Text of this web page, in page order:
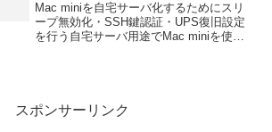
Mac miniを自宅サーバ化するためにスリ
ープ無効化・SSH鍵認証・UPS復旧設定
を行う自宅サーバ用途でMac miniを使う
スポンサーリンク